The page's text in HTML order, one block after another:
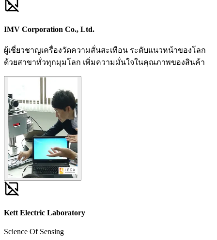
IMV Corporation Co., Ltd.
ผู้เชี่ยวชาญเครื่องวัดความสั่นสะเทือน ระดับแนวหน้าของโลก
ด้วยสาขาทั่วทุกมุมโลก เพิ่มความมั่นใจในคุณภาพของสินค้า
Kett Electric Laboratory
Science Of Sensing